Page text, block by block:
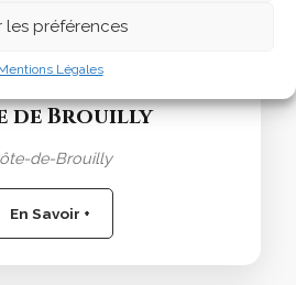
les préférences
Légales
de Brouilly
de-Brouilly
En Savoir +